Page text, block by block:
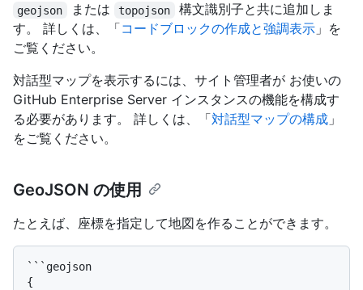
geojson または topojson
構文識別子と共に追加しま
す。 詳しくは、「コードブロックの作成と強調表示 」を
ご覧ください。
対話型マップを表示するには、サイト管理者が お使いの
GitHub Enterprise Server インスタンスの機能を構成す
る必要があります。 詳しくは、「対話型マップの構成 」
をご覧ください。
GeoJSON の使用
たとえば、座標を指定して地図を作ることができます。
```geojson
{